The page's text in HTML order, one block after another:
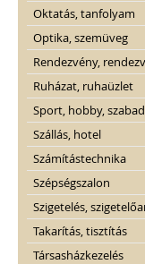
Oktatás, tanfolyam
Optika, szemüveg
Rendezvény,
Ruházat, ruhaüzlet
Sport, hobby,
Szállás, hotel
Számítástechnika
Szépségszalon
Szigetelés,
Takarítás, tisztítás
Társasházkezelés